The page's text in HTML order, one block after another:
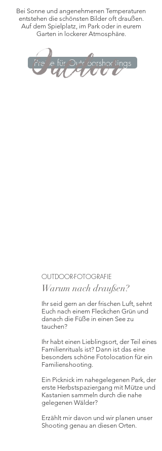
Bei Sonne und angenehmenen Temperaturen
entstehen die schönsten Bilder oft draußen.
Auf dem Spielplatz, im Park oder in eurem
Garten in lockerer Atmosphäre.
Preise für Outdoorshootings
OUTDOOR-FOTOGRAFIE
Warum nach draußen?
Ihr seid gern an der frischen Luft, sehnt
Euch nach einem Fleckchen Grün und
danach die Füße in einen See zu
tauchen?
Ihr habt einen Lieblingsort, der Teil eines
Familienrituals ist? Dann ist das eine
besonders schöne Fotolocation für ein
Familienshooting.
Ein Picknick im nahegelegenen Park, der
erste Herbstspaziergang mit Mütze und
Kastanien sammeln durch die nahe
gelegenen Wälder?
Erzählt mir davon und wir planen unser
Shooting genau an diesen Orten.